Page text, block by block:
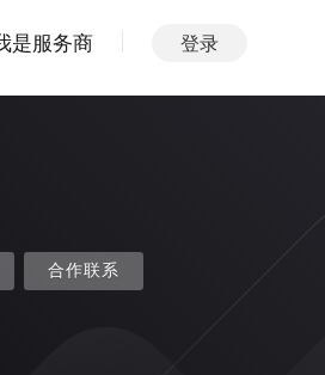
是服务商 登录
合作联系